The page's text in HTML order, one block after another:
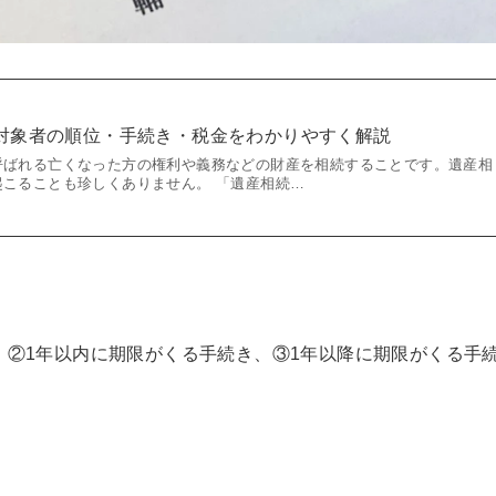
象者の順位・手続き・税金をわかりやすく解説
れる亡くなった方の権利や義務などの財産を相続することです。遺産相
ることも珍しくありません。 「遺産相続…
年以内に期限がくる手続き、③1年以降に期限がくる手